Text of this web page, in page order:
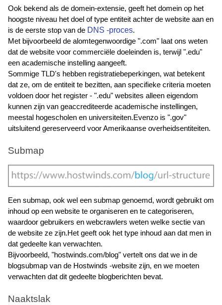
Ook bekend als de domein-extensie, geeft het domein op het
hoogste niveau het doel of type entiteit achter de website aan en
is de eerste stop van de DNS -proces.
Met bijvoorbeeld de alomtegenwoordige ".com" laat ons weten
dat de website voor commerciële doeleinden is, terwijl ".edu"
een academische instelling aangeeft.
Sommige TLD's hebben registratiebeperkingen, wat betekent
dat ze, om de entiteit te bezitten, aan specifieke criteria moeten
voldoen door het register - ".edu" websites alleen eigendom
kunnen zijn van geaccrediteerde academische instellingen,
meestal hogescholen en universiteiten.Evenzo is ".gov"
Submap
Een submap, ook wel een submap genoemd, wordt gebruikt om
inhoud op een website te organiseren en te categoriseren,
waardoor gebruikers en webcrawlers weten welke sectie van
de website ze zijn.Het geeft ook het type inhoud aan dat men in
dat gedeelte kan verwachten.
Bijvoorbeeld, "hostwinds.com/blog" vertelt ons dat we in de
blogsubmap van de Hostwinds -website zijn, en we moeten
verwachten dat dit gedeelte blogberichten bevat.
Naaktslak